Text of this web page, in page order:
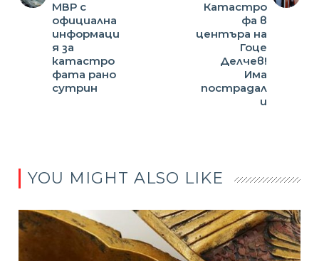
МВР с
официална
информаци
я за
катастро
фата рано
сутрин
Катастро
фа в
центъра на
Гоце
Делчев!
Има
пострадал
и
YOU MIGHT ALSO LIKE